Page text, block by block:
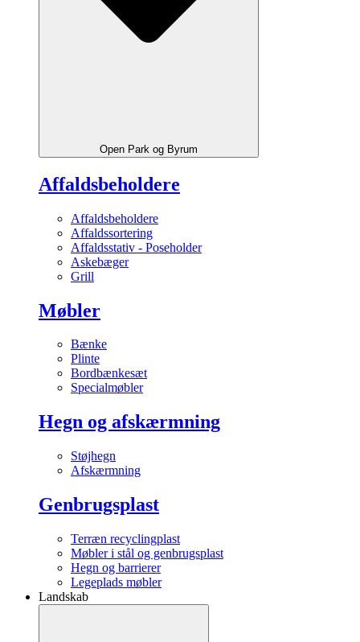
Open Park og Byrum
Affaldsbeholdere
Affaldsbeholdere
Affaldssortering
Affaldsstativ - Poseholder
Askebæger
Grill
Møbler
Bænke
Plinte
Bordbænkesæt
Specialmøbler
Hegn og afskærmning
Støjhegn
Afskærmning
Genbrugsplast
Terræn recyclingplast
Møbler i stål og genbrugsplast
Hegn og barrierer
Legeplads møbler
Landskab